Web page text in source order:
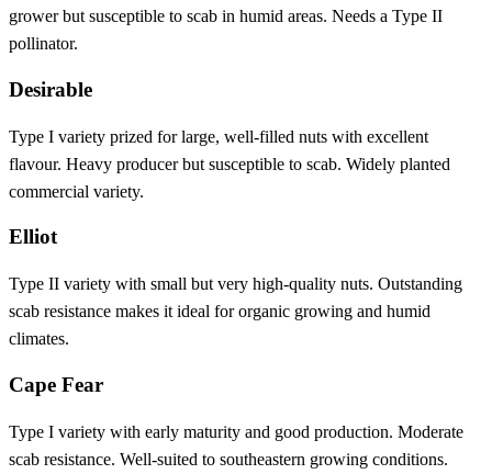
grower but susceptible to scab in humid areas. Needs a Type II
pollinator.
Desirable
Type I variety prized for large, well-filled nuts with excellent
flavour. Heavy producer but susceptible to scab. Widely planted
commercial variety.
Elliot
Type II variety with small but very high-quality nuts. Outstanding
scab resistance makes it ideal for organic growing and humid
climates.
Cape Fear
Type I variety with early maturity and good production. Moderate
scab resistance. Well-suited to southeastern growing conditions.